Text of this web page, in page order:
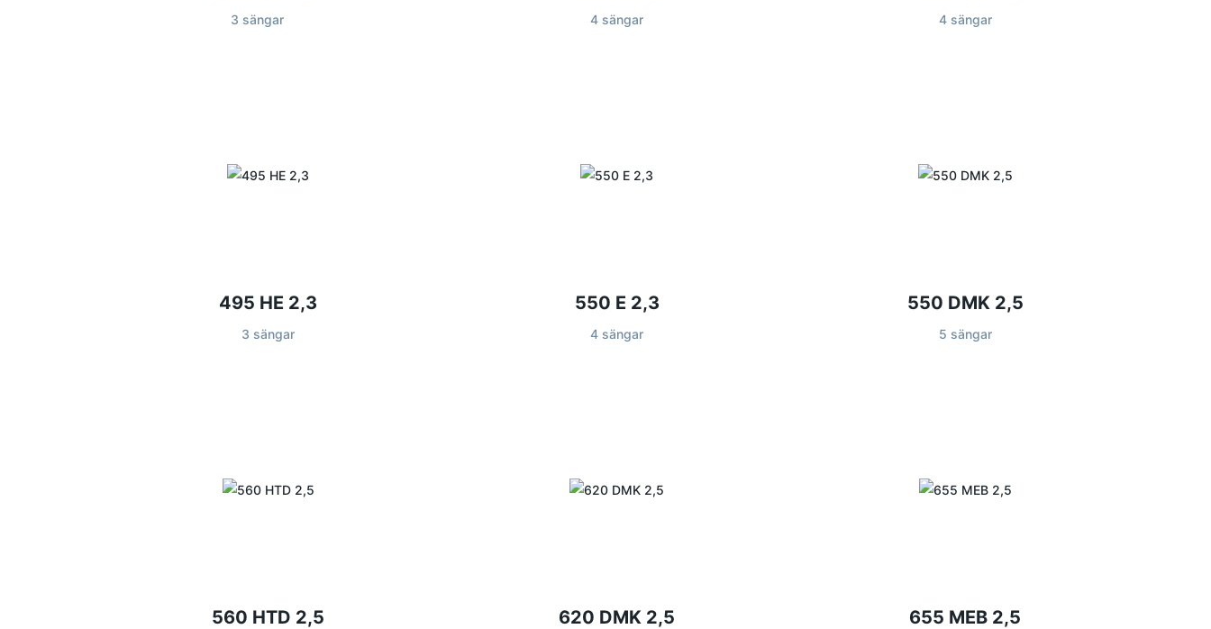
3 sängar 4 sängar 4 sängar
495 HE 2,3
3 sängar
550 E 2,3
4 sängar
550 DMK 2,5
5 sängar
560 HTD 2,5 620 DMK 2,5 655 MEB 2,5